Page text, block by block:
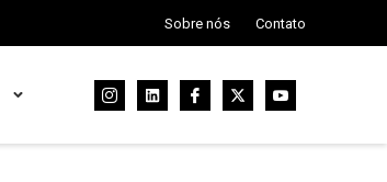
Sobre nós Contato